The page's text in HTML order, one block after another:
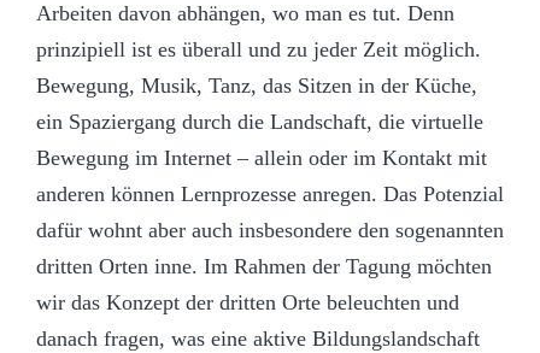
Arbeiten davon abhängen, wo man es tut. Denn
prinzipiell ist es überall und zu jeder Zeit möglich.
Bewegung, Musik, Tanz, das Sitzen in der Küche,
ein Spaziergang durch die Landschaft, die virtuelle
Bewegung im Internet – allein oder im Kontakt mit
anderen können Lernprozesse anregen. Das Potenzial
dafür wohnt aber auch insbesondere den sogenannten
dritten Orten inne. Im Rahmen der Tagung möchten
wir das Konzept der dritten Orte beleuchten und
danach fragen, was eine aktive Bildungslandschaft